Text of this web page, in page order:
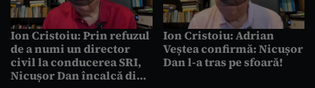
Ion Cristoiu: Prin refuzul
de a numi un director
civil la conducerea SRI,
Nicușor Dan încalcă din
Ion Cristoiu: Adrian
Veștea confirmă: Nicușor
Dan l-a tras pe sfoară!